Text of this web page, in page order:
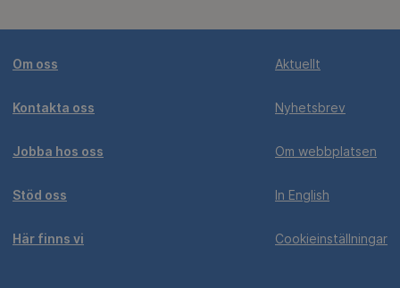
Om oss
Kontakta oss
Jobba hos oss
Stöd oss
Här finns vi
Aktuellt
Nyhetsbrev
Om webbplatsen
In English
Cookieinställningar